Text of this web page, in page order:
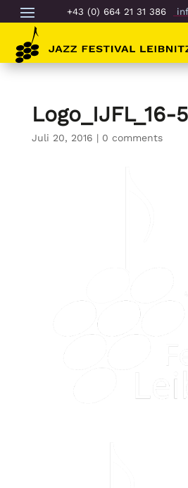
+43 (0) 664 21 31 386
Logo_IJFL_16-
Juli 20, 2016 | 0 comments